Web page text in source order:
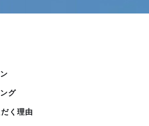
グ
く理由